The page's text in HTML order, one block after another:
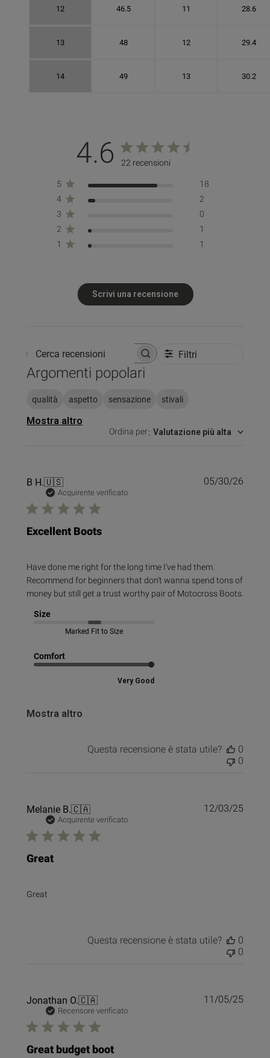
12 46.5 11 28.6
13 48 12 29.4
14 49 13 30.2
4.6 22 recensioni
5
18
4
2
3
0
2
1
1
1
Scrivi una recensione
Cerca recensioni Filtri
Argomenti popolari
qualità aspetto sensazione
stivali
Mostra altro
Ordina per: Valutazione più alta
B H.🇺🇸
Acquirente verificato
Excellent Boots
Have done me right for the long time I’ve had them.
Recommend for beginners that don’t wanna spend tons of
money but still get a trust worthy pair of Motocross Boots.
Size
Marked Fit to Size
Comfort
Very Good
Mostra altro
05/30/26
Questa recensione è stata utile?
0
0
Melanie B.🇨🇦
Acquirente verificato
Great
Great
12/03/25
Questa recensione è stata utile?
0
0
Jonathan O.🇨🇦
Recensore verificato
Great budget boot
11/05/25